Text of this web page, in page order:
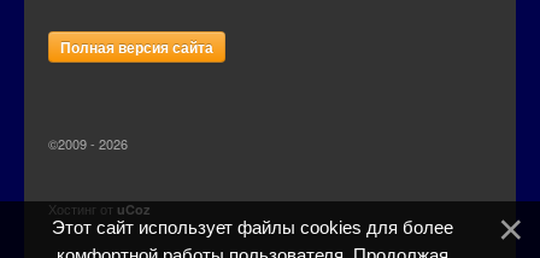
Полная версия сайта
©2009 - 2026
Хостинг от uCoz
Этот сайт использует файлы cookies для более